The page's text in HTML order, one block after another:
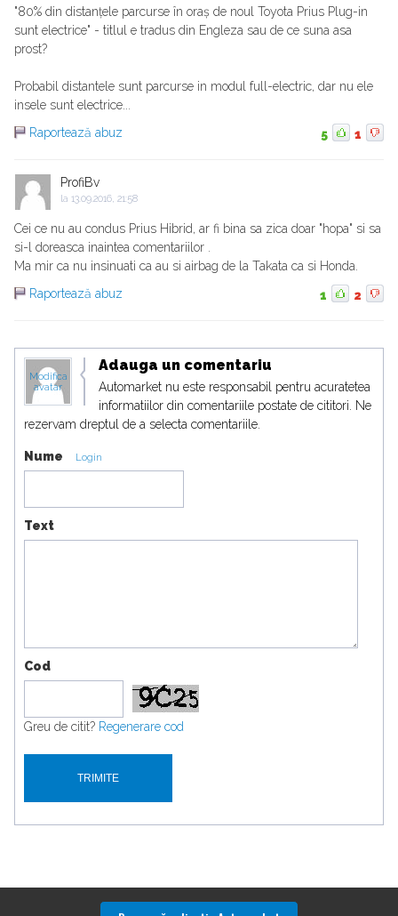
"80% din distanțele parcurse în oraș de noul Toyota Prius Plug-in
sunt electrice" - titlul e tradus din Engleza sau de ce suna asa
prost?
Probabil distantele sunt parcurse in modul full-electric, dar nu ele
insele sunt electrice...
Raportează abuz
5 1
ProfiBv
la 13.09.2016, 21:58
Cei ce nu au condus Prius Hibrid, ar fi bina sa zica doar "hopa" si sa
si-l doreasca inaintea comentariilor .
Ma mir ca nu insinuati ca au si airbag de la Takata ca si Honda.
Raportează abuz
1 2
Modifica
avatar
Adauga un comentariu
Automarket nu este responsabil pentru acuratetea
informatiilor din comentariile postate de cititori. Ne
rezervam dreptul de a selecta comentariile.
Nume Login
Text
Cod
Greu de citit? Regenerare cod